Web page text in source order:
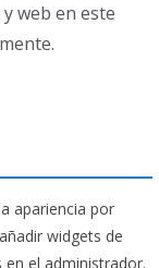
web en este
apariencia por
widgets de
el administrador.